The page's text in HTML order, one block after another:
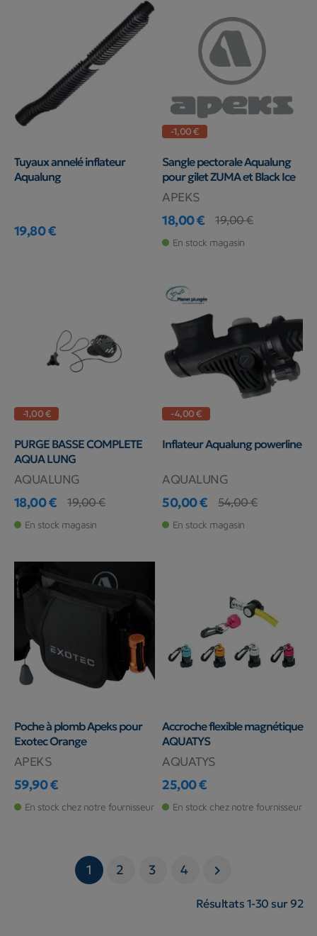
Tuyaux annelé inflateur
Aqualung
Prix
19,80 €
-1,00 €
Sangle pectorale Aqualung
pour gilet ZUMA et Black Ice
APEKS
Prix
18,00 €
Prix de base
19,00 €
En stock magasin
-1,00 €
PURGE BASSE COMPLETE
AQUA LUNG
AQUALUNG
Prix
18,00 €
Prix de base
19,00 €
En stock magasin
-4,00 €
Inflateur Aqualung powerline
AQUALUNG
Prix
50,00 €
Prix de base
54,00 €
En stock magasin
Poche à plomb Apeks pour
Exotec Orange
APEKS
Prix
59,90 €
En stock chez notre fournisseur
Accroche flexible magnétique
AQUATYS
AQUATYS
Prix
25,00 €
En stock chez notre fournisseur
1 2 3 4 
Résultats 1-30 sur 92